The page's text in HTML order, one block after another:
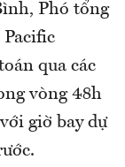
Phó tổng
qua các
vòng 48h
giờ bay dự